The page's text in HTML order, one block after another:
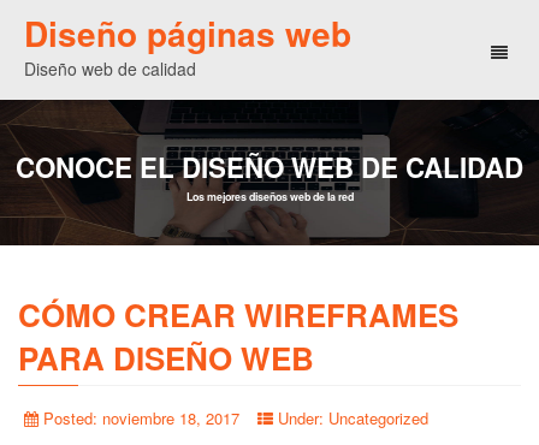
Diseño páginas web
Diseño web de calidad
CONOCE EL DISEÑO WEB DE CALIDAD
Los mejores diseños web de la red
CÓMO CREAR WIREFRAMES
PARA DISEÑO WEB
Posted: noviembre 18, 2017 Under: Uncategorized